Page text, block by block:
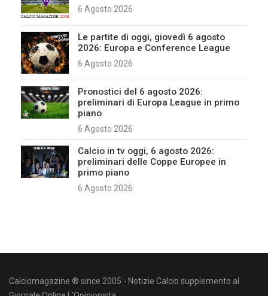
6 Agosto 2026
Le partite di oggi, giovedì 6 agosto
2026: Europa e Conference League
6 Agosto 2026
Pronostici del 6 agosto 2026:
preliminari di Europa League in primo
piano
6 Agosto 2026
Calcio in tv oggi, 6 agosto 2026:
preliminari delle Coppe Europee in
primo piano
6 Agosto 2026
Calciomagazine ® since 2005 - Notizie Calcio supplemento al